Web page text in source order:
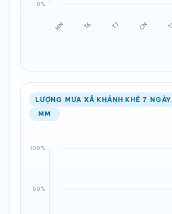
LƯỢNG MƯA XÃ KHÁNH KHÊ 7
MM